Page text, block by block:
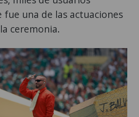
fue una de las actuaciones
ceremonia.